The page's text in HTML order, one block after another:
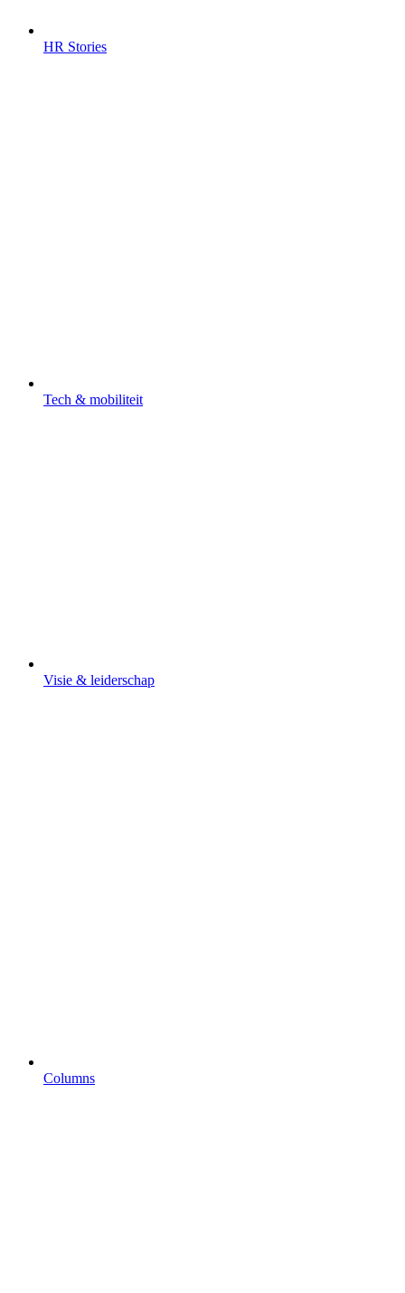
HR Stories
Tech & mobiliteit
Visie & leiderschap
Columns